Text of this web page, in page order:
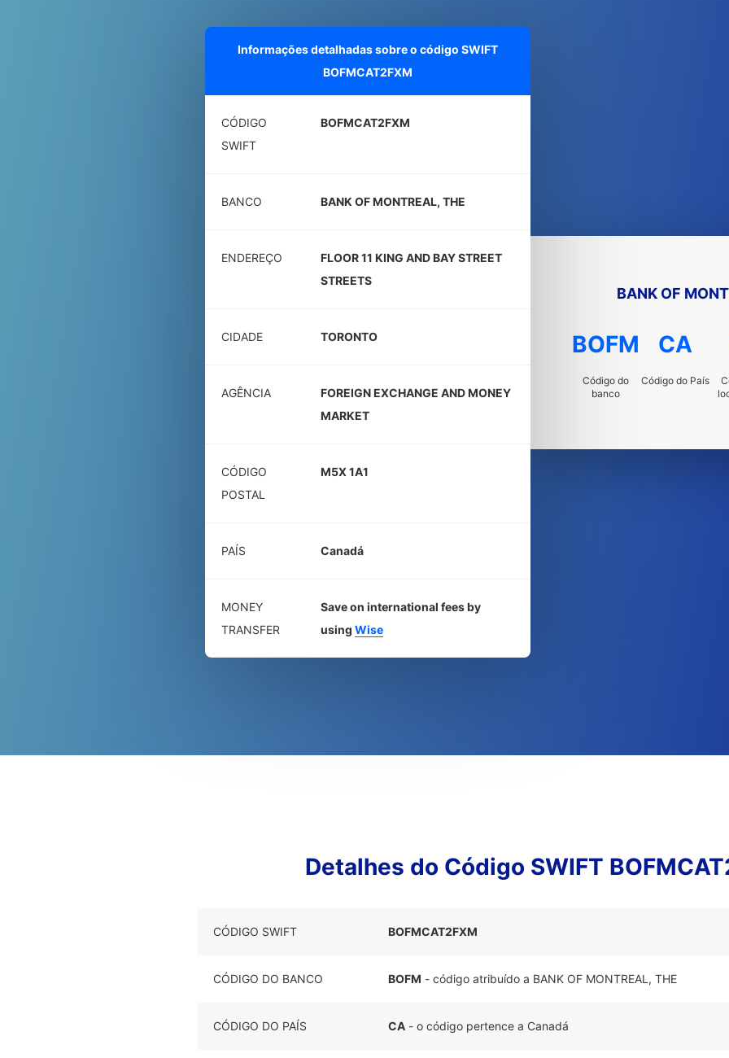
Informações detalhadas sobre o código SWIFT
BOFMCAT2FXM
CÓDIGO
SWIFT
BOFMCAT2FXM
BANCO BANK OF MONTREAL, THE
ENDEREÇO
FLOOR 11 KING AND BAY STREET
STREETS
CIDADE TORONTO
AGÊNCIA
FOREIGN EXCHANGE AND MONEY
MARKET
CÓDIGO
POSTAL
M5X 1A1
PAÍS Canadá
MONEY
TRANSFER
Save on international fees by
using Wise
BANK OF
BOFM
Código do
banco
CA
Código do País
Detalhes do Código SWIFT
CÓDIGO SWIFT BOFMCAT2FXM
CÓDIGO DO BANCO BOFM - código atribuído a BANK OF MONTREAL, THE
CÓDIGO DO PAÍS CA - o código pertence a Canadá